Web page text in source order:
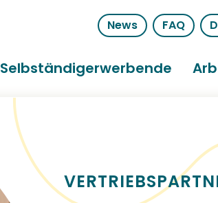
News FAQ
Selbständigerwerbende